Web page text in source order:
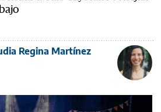
Regina Martínez